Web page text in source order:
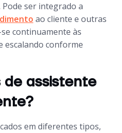
ser integrado a
ao cliente e outras
continuamente às
escalando conforme
de assistente
em diferentes tipos,